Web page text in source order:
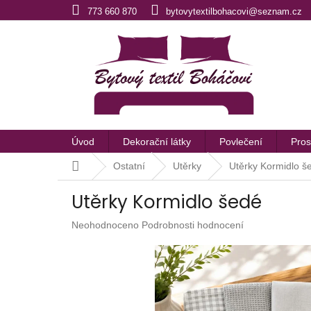
na
773 660 870 bytovytextilbohacovi@seznam.cz
Úvod Dekorační látky Povlečení
Domů Ostatní Utěrky Utěrky Kormidlo
Utěrky Kormidlo šedé
Průměrné
Neohodnoceno Podrobnosti hodnocení